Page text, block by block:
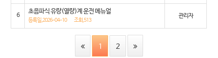
6
초음파식 유량(열량)계 운전 메뉴얼
등록일,2026-04-10 조회,513
관리자
1 2